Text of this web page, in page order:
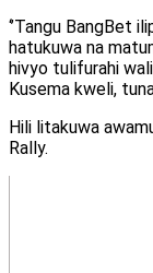
‘’Tangu BangBet
hatukuwa na
hivyo tulifurahi
Kusema kweli,
Hili litakuwa
Rally.